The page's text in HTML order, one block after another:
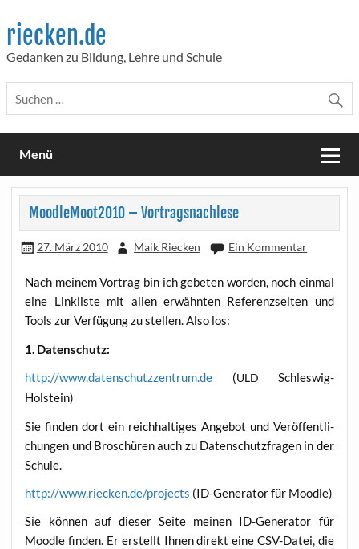
content
riecken.de
Gedanken zu Bildung, Lehre und Schule
Menü
MoodleMoot2010 – Vortragsnachlese
27. März 2010 Maik Riecken Ein Kommentar
Nach mei­nem Vor­trag bin ich gebe­ten wor­den, noch ein­mal
eine Link­lis­te mit allen erwähn­ten Refe­renz­sei­ten und
Tools zur Ver­fü­gung zu stel­len. Also los:
1. Daten­schutz:
http://www.datenschutzzentrum.de (ULD Schleswig-
Holstein)
Sie fin­den dort ein reich­hal­ti­ges Ange­bot und Ver­öf­fent­li­
chun­gen und Bro­schü­ren auch zu Daten­schutz­fra­gen in der
Schule.
http://www.riecken.de/projects (ID-Gene­ra­tor für Moodle)
Sie kön­nen auf die­ser Sei­te mei­nen ID-Gene­ra­tor für
Mood­le fin­den. Er erstellt Ihnen direkt eine CSV-Datei, die